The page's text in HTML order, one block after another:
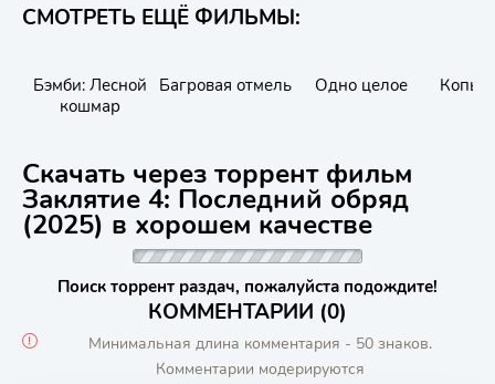
СМОТРЕТЬ ЕЩЁ ФИЛЬМЫ:
Бэмби: Лесной
кошмар
Багровая отмель Одно целое Копы
Скачать через торрент фильм
Заклятие 4: Последний обряд
(2025) в хорошем качестве
Поиск торрент раздач, пожалуйста подождите!
КОММЕНТАРИИ (0)
Минимальная длина комментария - 50 знаков.
Комментарии модерируются